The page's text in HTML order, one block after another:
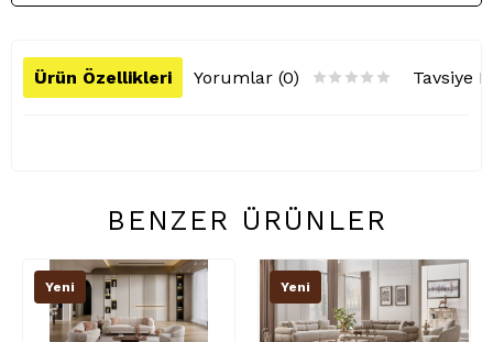
Ürün Özellikleri Yorumlar (0) Tavsiye
BENZER ÜRÜNLER
Yeni Yeni